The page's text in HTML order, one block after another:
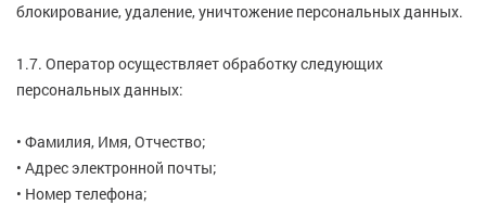
блокирование, удаление, уничтожение персональных данных.
1.7. Оператор осуществляет обработку следующих
персональных данных:
• Фамилия, Имя, Отчество;
• Адрес электронной почты;
• Номер телефона;